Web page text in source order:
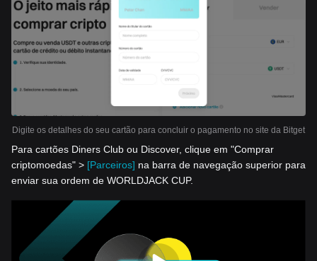
Digite os detalhes do seu cartão para concluir o pagamento no site da Bitget
Para cartões Diners Club ou Discover, clique em "Comprar
criptomoedas" > [Parceiros] na barra de navegação superior para
enviar sua ordem de WORLDJACK CUP.